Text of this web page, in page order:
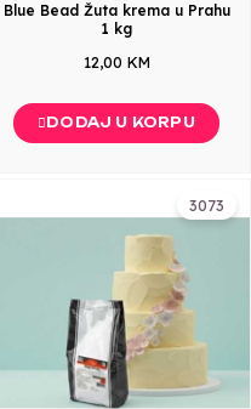
Blue Bead Žuta krema u Prahu
1 kg
12,00 KM
DODAJ U KORPU
3073